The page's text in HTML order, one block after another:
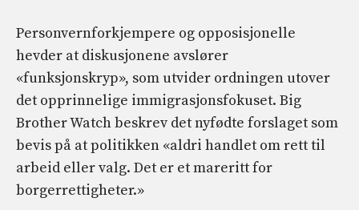
Personvernforkjempere og opposisjonelle
hevder at diskusjonene avslører
«funksjonskryp», som utvider ordningen utover
det opprinnelige immigrasjonsfokuset. Big
Brother Watch beskrev det nyfødte forslaget som
bevis på at politikken «aldri handlet om rett til
arbeid eller valg. Det er et mareritt for
borgerrettigheter.»